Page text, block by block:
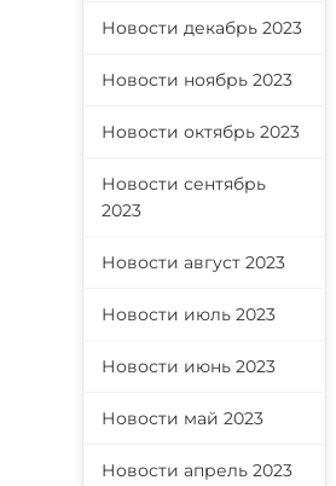
Новости декабрь 2023
Новости ноябрь 2023
Новости октябрь 2023
Новости сентябрь
2023
Новости август 2023
Новости июль 2023
Новости июнь 2023
Новости май 2023
Новости апрель 2023